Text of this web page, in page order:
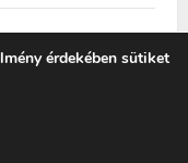
érdekében sütiket